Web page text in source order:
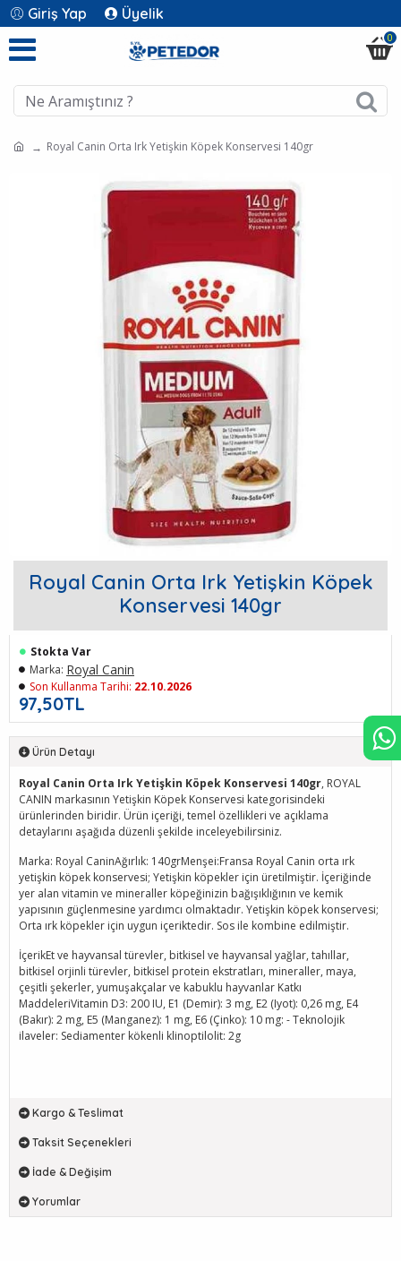
Giriş Yap Üyelik
0
Royal Canin Orta Irk Yetişkin Köpek Konservesi 140gr
Royal Canin Orta Irk Yetişkin Köpek
Konservesi 140gr
97,50TL
Stokta Var
Marka: Royal Canin
Son Kullanma Tarihi: 22.10.2026
Ürün Detayı
Royal Canin Orta Irk Yetişkin Köpek Konservesi 140gr, ROYAL
CANIN markasının Yetişkin Köpek Konservesi kategorisindeki
ürünlerinden biridir. Ürün içeriği, temel özellikleri ve açıklama
detaylarını aşağıda düzenli şekilde inceleyebilirsiniz.
Marka: Royal CaninAğırlık: 140grMenşei:Fransa Royal Canin orta ırk
yetişkin köpek konservesi; Yetişkin köpekler için üretilmiştir. İçeriğinde
yer alan vitamin ve mineraller köpeğinizin bağışıklığının ve kemik
yapısının güçlenmesine yardımcı olmaktadır. Yetişkin köpek konservesi;
Orta ırk köpekler için uygun içeriktedir. Sos ile kombine edilmiştir.
İçerikEt ve hayvansal türevler, bitkisel ve hayvansal yağlar, tahıllar,
bitkisel orjinli türevler, bitkisel protein ekstratları, mineraller, maya,
çeşitli şekerler, yumuşakçalar ve kabuklu hayvanlar Katkı
MaddeleriVitamin D3: 200 IU, E1 (Demir): 3 mg, E2 (Iyot): 0,26 mg, E4
(Bakır): 2 mg, E5 (Manganez): 1 mg, E6 (Çinko): 10 mg: - Teknolojik
ilaveler: Sediamenter kökenli klinoptilolit: 2g
Kargo & Teslimat
Taksit Seçenekleri
İade & Değişim
Yorumlar